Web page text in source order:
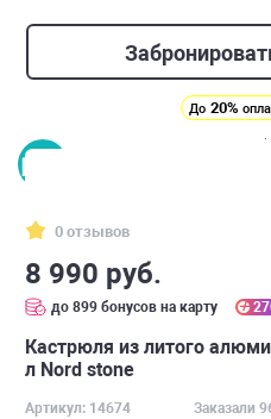
До 20%
0 отзывов
8 990 руб.
до 899 бонусов на карту
Кастрюля из литого
л Nord stone
Артикул: 14674 Заказали